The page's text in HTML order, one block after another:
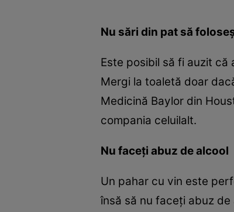
Nu sări din pat să
Este posibil să fi auzit
Mergi la toaletă doar
Medicină Baylor din
compania celuilalt.
Nu faceţi abuz de alcool
Un pahar cu vin este
însă să nu faceţi abuz